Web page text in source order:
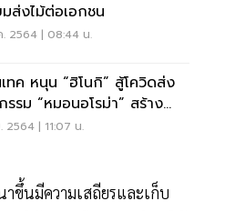
มส่งไม้ต่อเอกชน
. 2564 | 08:44 น.
เทค หนุน “ฮิโนกิ” สู้โควิดส่ง
รรม “หมอนอโรม่า” สร้าง
ใหม่
2564 | 11:07 น.
นมีความเสถียรและเก็บ